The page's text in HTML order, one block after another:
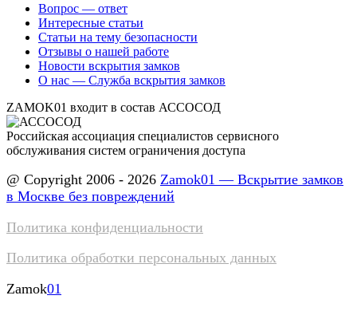
Вопрос — ответ
Интересные статьи
Статьи на тему безопасности
Отзывы о нашей работе
Новости вскрытия замков
О нас — Служба вскрытия замков
ZAMOK01 входит в состав АССОСОД
Российская ассоциация специалистов сервисного
обслуживания систем ограничения доступа
@ Copyright 2006 - 2026 Zamok01 — Вскрытие замков
в Москве без повреждений
Политика конфиденциальности
Политика обработки персональных данных
Zamok01